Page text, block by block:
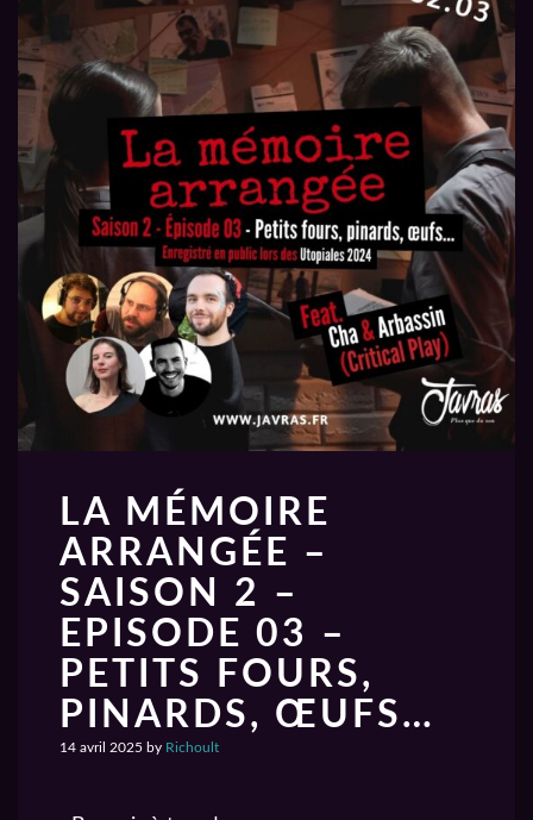
LA MÉMOIRE
ARRANGÉE –
SAISON 2 –
EPISODE 03 –
PETITS FOURS,
PINARDS, ŒUFS…
14 avril 2025 by Richoult